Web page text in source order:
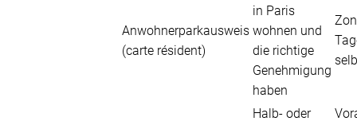
Anwohnerparkausweis
(carte résident)
in Paris
wohnen und
die richtige
Genehmigung
haben
Halb- oder